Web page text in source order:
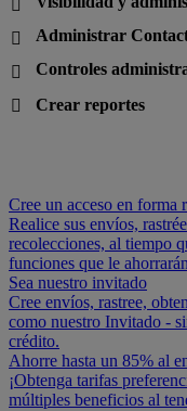

Administrar

Controles

Crear reportes
Cree un acceso en forma
Realice sus envíos,
recolecciones, al tiempo
funciones que le
Sea nuestro invitado
Cree envíos, rastree,
como nuestro Invitado -
crédito.
Ahorre hasta un 85% al
¡Obtenga tarifas
múltiples beneficios al